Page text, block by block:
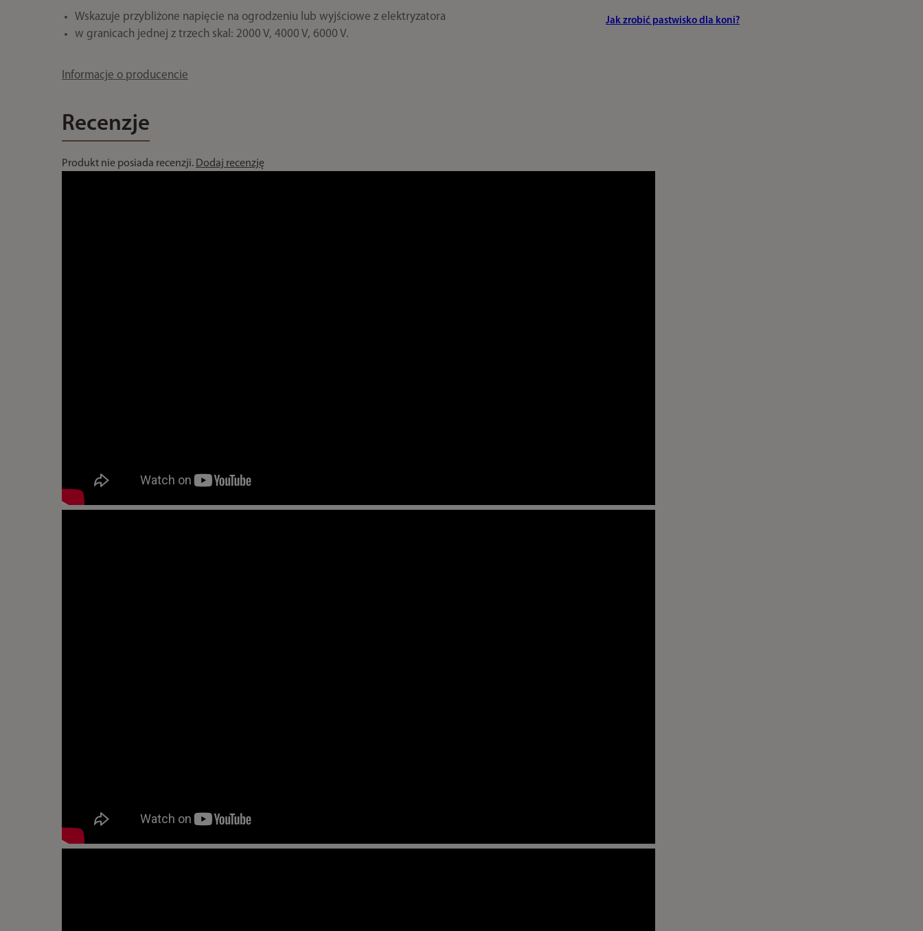
Wskazuje przybliżone napięcie na ogrodzeniu lub wyjściowe z elektryzatora
w granicach jednej z trzech skal: 2000 V, 4000 V, 6000 V.
Informacje o producencie
Jak zrobić pastwisko dla koni?
Recenzje
Produkt nie posiada recenzji. Dodaj recenzję